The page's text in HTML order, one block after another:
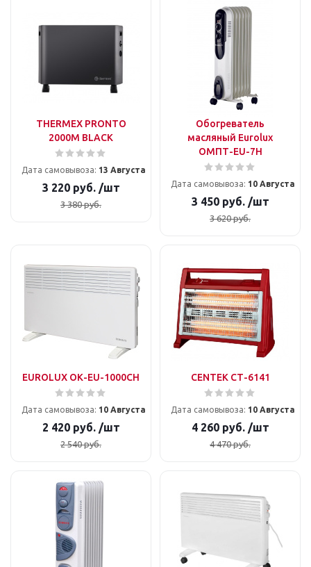
THERMEX PRONTO
2000M BLACK
Дата самовывоза: 13 Августа
3 220руб. /шт
3 380руб.
Обогреватель
масляный Eurolux
ОМПТ-EU-7Н
Дата самовывоза: 10 Августа
3 450руб. /шт
3 620руб.
EUROLUX ОК-EU-1000CH
Дата самовывоза: 10 Августа
2 420руб. /шт
2 540руб.
CENTEK СТ-6141
Дата самовывоза: 10 Августа
4 260руб. /шт
4 470руб.